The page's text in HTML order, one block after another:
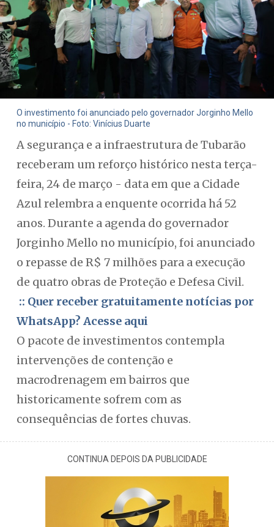
O investimento foi anunciado pelo governador Jorginho Mello
no município - Foto: Vinícius Duarte
A segurança e a infraestrutura de Tubarão
receberam um reforço histórico nesta terça-
feira, 24 de março - data em que a Cidade
Azul relembra a enquente ocorrida há 52
anos. Durante a agenda do governador
Jorginho Mello no município, foi anunciado
o repasse de R$ 7 milhões para a execução
de quatro obras de Proteção e Defesa Civil.
:: Quer receber gratuitamente notícias por
WhatsApp? Acesse aqui
O pacote de investimentos contempla
intervenções de contenção e
macrodrenagem em bairros que
historicamente sofrem com as
consequências de fortes chuvas.
CONTINUA DEPOIS DA PUBLICIDADE